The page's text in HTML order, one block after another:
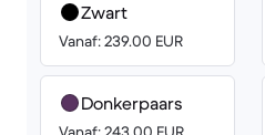
Zwart
Vanaf: 239.00 EUR
Donkerpaars